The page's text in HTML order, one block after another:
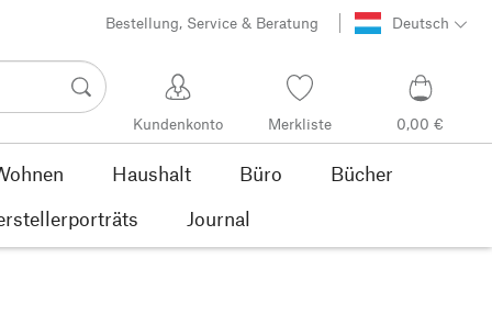
Bestellung, Service & Beratung Deutsch
Kundenkonto Merkliste 0,00 €
Haushalt Büro
Bücher
Journal